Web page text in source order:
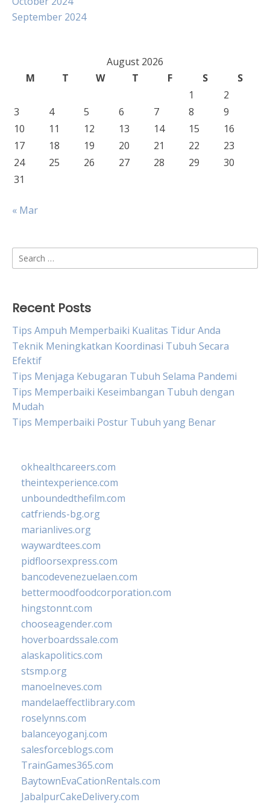
September 2024
August 2026
M
T W T F S
S
1
2
3
4 5 6 7 8
9
10
11 12 13 14 15
16
17
18 19 20 21 22
23
24
25 26 27 28 29
30
31
« Mar
Search
for:
Recent Posts
Tips Ampuh Memperbaiki Kualitas Tidur Anda
Teknik Meningkatkan Koordinasi Tubuh Secara
Efektif
Tips Menjaga Kebugaran Tubuh Selama Pandemi
Tips Memperbaiki Keseimbangan Tubuh dengan
Mudah
Tips Memperbaiki Postur Tubuh yang Benar
okhealthcareers.com
theintexperience.com
unboundedthefilm.com
catfriends-bg.org
marianlives.org
waywardtees.com
pidfloorsexpress.com
bancodevenezuelaen.com
bettermoodfoodcorporation.com
hingstonnt.com
chooseagender.com
hoverboardssale.com
alaskapolitics.com
stsmp.org
manoelneves.com
mandelaeffectlibrary.com
roselynns.com
balanceyoganj.com
salesforceblogs.com
TrainGames365.com
BaytownEvaCationRentals.com
JabalpurCakeDelivery.com